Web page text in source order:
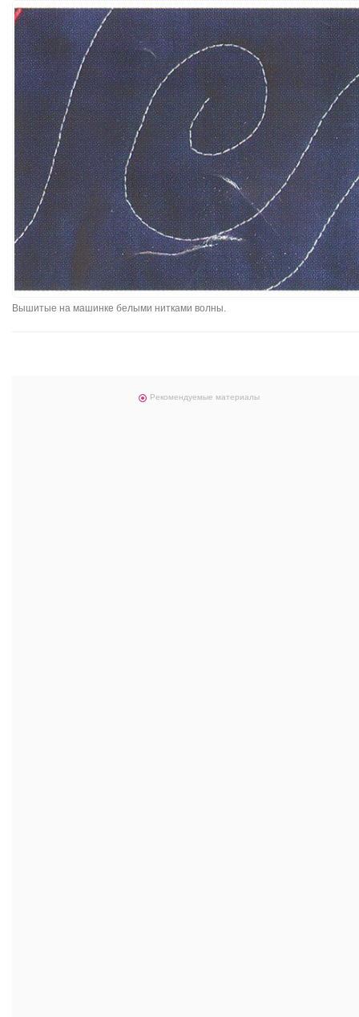
Вышитые на машинке белыми нитками волны.
Рекомендуемые материалы